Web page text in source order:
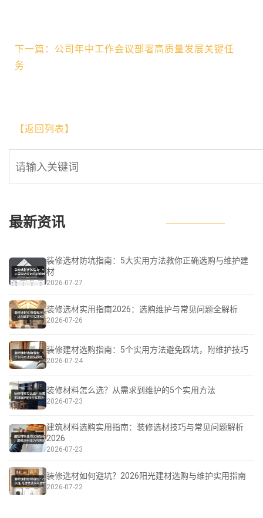
下一篇：公司年中工作会议部署高质量发展关键任
务
【返回列表】
最新资讯
装修选材防坑指南：5大实用方法教你正确选购与维护建
材
2026-07-27
装修选材实用指南2026：选购维护与常见问题全解析
2026-07-26
装修建材选购指南：5个实用方法避免踩坑，附维护技巧
2026-07-24
装修材料怎么选？从需求到维护的5个实用方法
2026-07-23
建筑材料选购实用指南：装修选材技巧与常见问题解析
2026
2026-07-23
装修选材如何避坑？2026阳光建材选购与维护实用指南
2026-07-22